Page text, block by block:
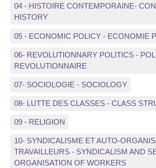
04 - HISTOIRE CONTEMPORAINE-
HISTORY
05 - ECONOMIC POLICY - ECONOMIE
06- REVOLUTIONNARY POLITICS -
REVOLUTIONNAIRE
07- SOCIOLOGIE - SOCIOLOGY
08- LUTTE DES CLASSES - CLASS
09 - RELIGION
10- SYNDICALISME ET AUTO-
TRAVAILLEURS - SYNDICALISM AND
ORGANISATION OF WORKERS